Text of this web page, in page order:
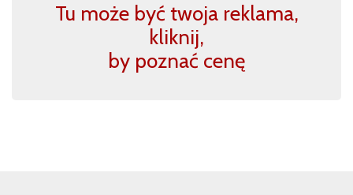
Tu może być twoja reklama,
kliknij,
by poznać cenę